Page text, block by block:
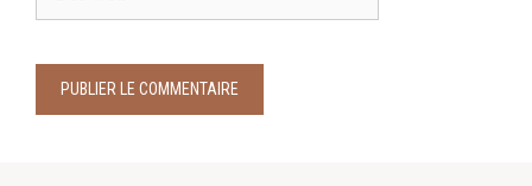
web